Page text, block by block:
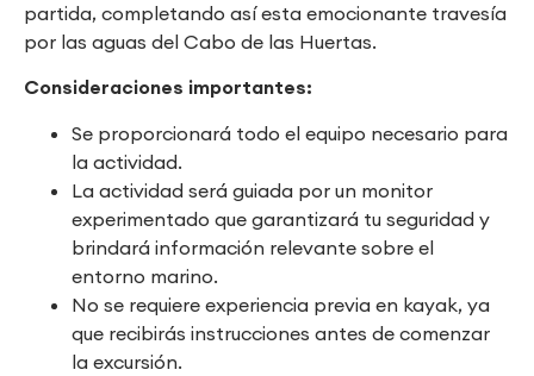
partida, completando así esta emocionante travesía
por las aguas del Cabo de las Huertas.
Consideraciones importantes:
Se proporcionará todo el equipo necesario para
la actividad.
La actividad será guiada por un monitor
experimentado que garantizará tu seguridad y
brindará información relevante sobre el
entorno marino.
No se requiere experiencia previa en kayak, ya
que recibirás instrucciones antes de comenzar
la excursión.